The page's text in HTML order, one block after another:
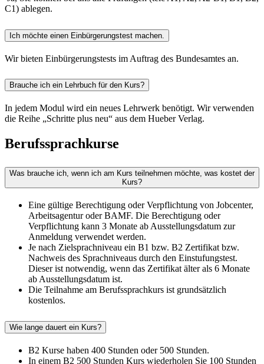
C1) ablegen.
Ich möchte einen Einbürgerungstest machen.
Wir bieten Einbürgerungstests im Auftrag des Bundesamtes an.
Brauche ich ein Lehrbuch für den Kurs?
In jedem Modul wird ein neues Lehrwerk benötigt. Wir verwenden
die Reihe „Schritte plus neu“ aus dem Hueber Verlag.
Berufssprachkurse
Was brauche ich, wenn ich am Kurs teilnehmen möchte, was kostet der
Kurs?
Eine gültige Berechtigung oder Verpflichtung von Jobcenter,
Arbeitsagentur oder BAMF. Die Berechtigung oder
Verpflichtung kann 3 Monate ab Ausstellungsdatum zur
Anmeldung verwendet werden.
Je nach Zielsprachniveau ein B1 bzw. B2 Zertifikat bzw.
Nachweis des Sprachniveaus durch den Einstufungstest.
Dieser ist notwendig, wenn das Zertifikat älter als 6 Monate
ab Ausstellungsdatum ist.
Die Teilnahme am Berufssprachkurs ist grundsätzlich
kostenlos.
Wie lange dauert ein Kurs?
B2 Kurse haben 400 Stunden oder 500 Stunden.
In einem B2 500 Stunden Kurs wiederholen Sie 100 Stunden